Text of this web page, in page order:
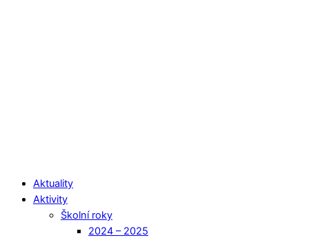
Aktuality
Aktivity
Školní roky
2024 – 2025